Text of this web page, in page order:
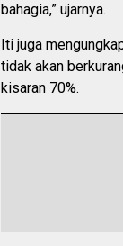
bahagia,” ujarnya.
Iti juga
tidak akan
kisaran 70%.